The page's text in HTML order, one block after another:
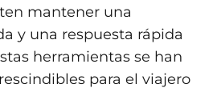
mantener una
y una respuesta rápida
herramientas se han
para el viajero